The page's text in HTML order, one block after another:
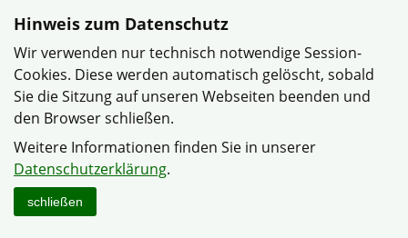
Niedersachsen
Rheinland-Pfalz
Saarland
Sachsen-Anhalt
Schleswig-Holstein
Thüringen
Mitgliedermagazin
Gartenberatung
© Verband Wohneigentum Hessen e. V.
Datenschutzerklärung
Hinweis zum Datenschutz
Wir verwenden nur technisch notwendige Session-
Cookies. Diese werden automatisch gelöscht, sobald
Sie die Sitzung auf unseren Webseiten beenden und
den Browser schließen.
Weitere Informationen finden Sie in unserer
Datenschutzerklärung.
schließen